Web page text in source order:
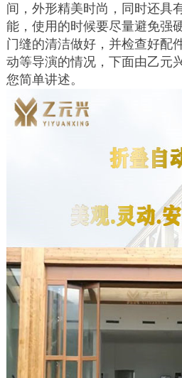
间，外形精美时尚，同时还具
能，使用的时候要尽量避免强
门缝的清洁做好，并检查好配
动等导演的情况，下面由乙元
您简单讲述。